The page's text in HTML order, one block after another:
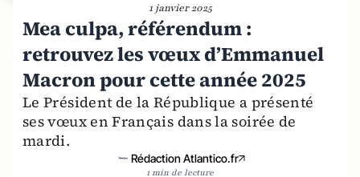
1 janvier 2025
Mea culpa, référendum :
retrouvez les vœux d’Emmanuel
Macron pour cette année 2025
Le Président de la République a présenté
ses vœux en Français dans la soirée de
mardi.
Rédaction Atlantico.fr
1 min de lecture